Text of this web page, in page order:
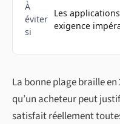
À
éviter
si
Les
exigence
La bonne plage braille
qu’un acheteur peut
satisfait réellement